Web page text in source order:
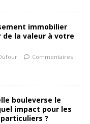
immobilier
la valeur à votre
Commentaires
bouleverse le
impact pour les
?